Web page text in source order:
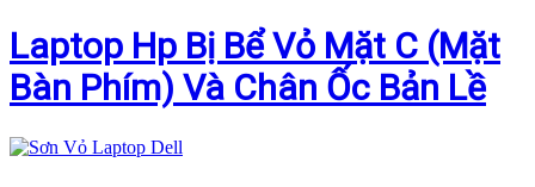
Laptop Hp Bị Bể Vỏ Mặt C (Mặt
Bàn Phím) Và Chân Ốc Bản Lề